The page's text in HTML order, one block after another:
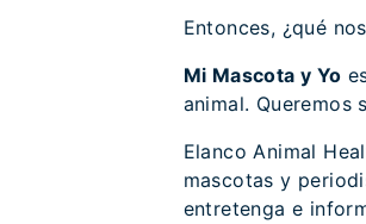
Entonces, ¿qué
Mi Mascota y Yo
animal. Queremos
Elanco Animal
mascotas y
entretenga e